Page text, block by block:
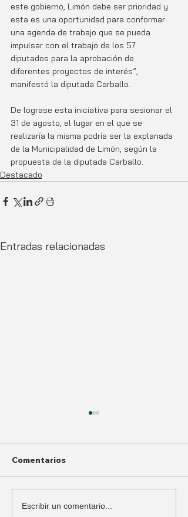
este gobierno, Limón debe ser prioridad y
esta es una oportunidad para conformar
una agenda de trabajo que se pueda
impulsar con el trabajo de los 57
diputados para la aprobación de
diferentes proyectos de interés”,
manifestó la diputada Carballo.
De lograse esta iniciativa para sesionar el
31 de agosto, el lugar en el que se
realizaría la misma podría ser la explanada
de la Municipalidad de Limón, según la
propuesta de la diputada Carballo.
Destacado
Entradas relacionadas
Policía intervino búnker
Comentarios
Escribir un comentario...